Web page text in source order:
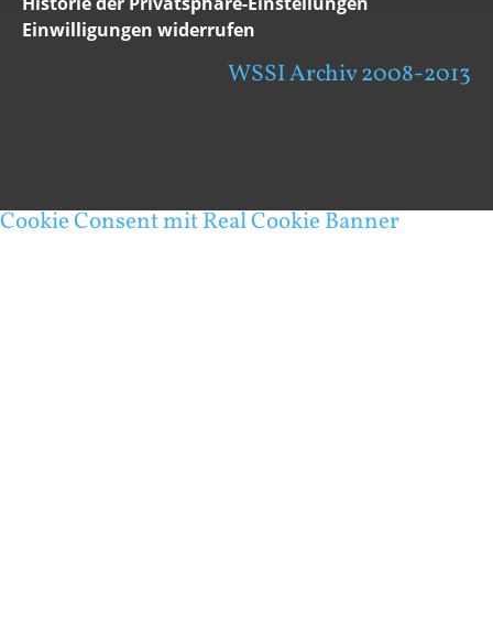
Einwilligungen widerrufen
WSSI Archiv 2008-2013
Cookie Consent mit Real Cookie Banner